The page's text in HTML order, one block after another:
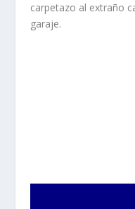
carpetazo al extraño
garaje.